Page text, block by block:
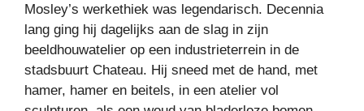
Mosley’s werkethiek was legendarisch. Decennia
lang ging hij dagelijks aan de slag in zijn
beeldhouwatelier op een industrieterrein in de
stadsbuurt Chateau. Hij sneed met de hand, met
hamer, hamer en beitels, in een atelier vol